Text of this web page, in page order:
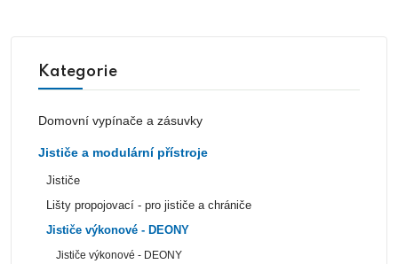
Kategorie
Domovní vypínače a zásuvky
Jističe a modulární přístroje
Jističe
Lišty propojovací - pro jističe a chrániče
Jističe výkonové - DEONY
Jističe výkonové - DEONY